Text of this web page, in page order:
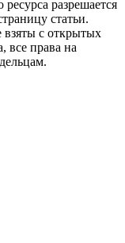
разрешается
статьи.
взяты с открытых
все права на